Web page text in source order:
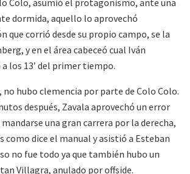
Colo, asumió el protagonismo, ante una
dormida, aquello lo aprovechó
que corrió desde su propio campo, se la
y en el área cabeceó cual Iván
los 13’ del primer tiempo.
hubo clemencia por parte de Colo Colo.
después, Zavala aprovechó un error
una gran carrera por la derecha,
como dice el manual y asistió a Esteban
no fue todo ya que también hubo un
Villagra, anulado por offside.